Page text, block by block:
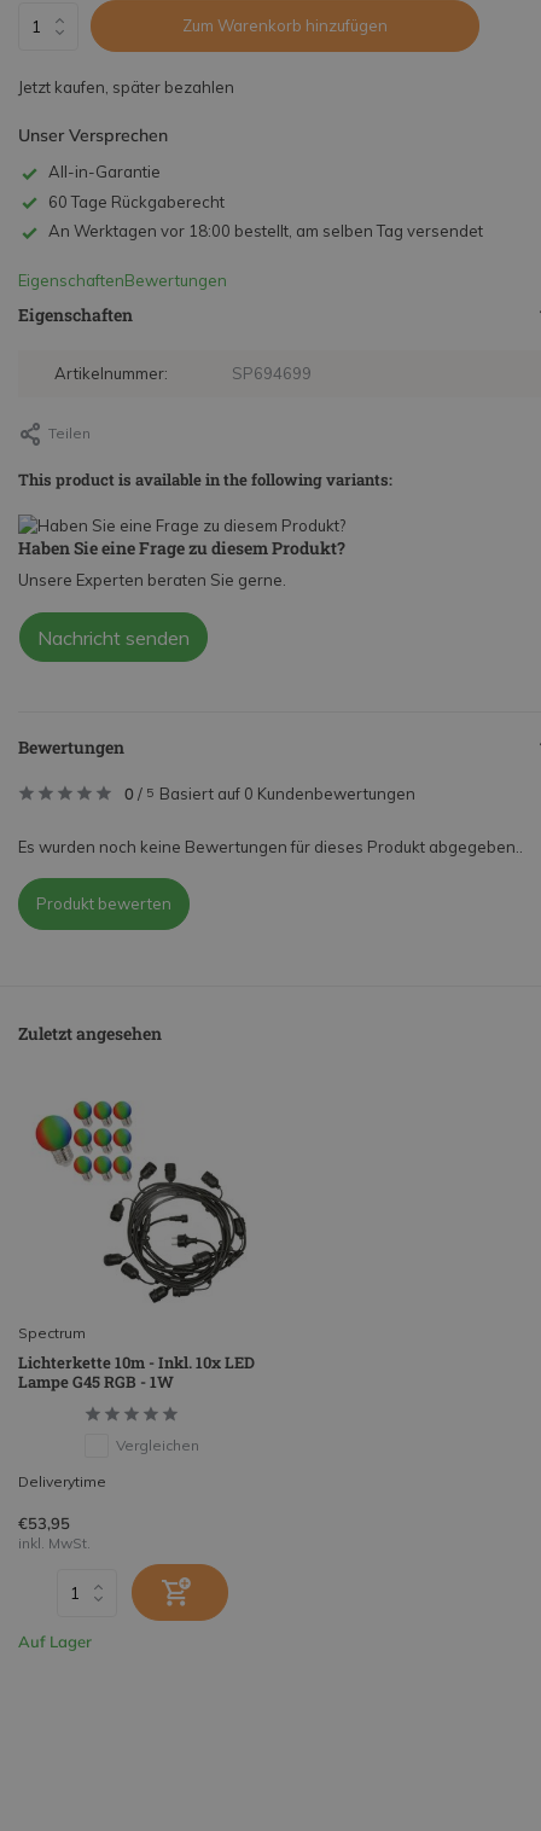
Zum Warenkorb hinzufügen
Jetzt kaufen, später bezahlen
Unser Versprechen
All-in-Garantie
60 Tage Rückgaberecht
An Werktagen vor 18:00 bestellt, am selben Tag versendet
EigenschaftenBewertungen
Eigenschaften
Artikelnummer: SP694699
Teilen
This product is available in the following variants:
Haben Sie eine Frage zu diesem Produkt?
Unsere Experten beraten Sie gerne.
Nachricht senden
Bewertungen
0 / 5 Basiert auf 0 Kundenbewertungen
Es wurden noch keine Bewertungen für dieses Produkt abgegeben..
Produkt bewerten
Zuletzt angesehen
Spectrum
Lichterkette 10m - Inkl. 10x LED
Lampe G45 RGB - 1W
Vergleichen
Deliverytime
€53,95
inkl. MwSt.
Auf Lager